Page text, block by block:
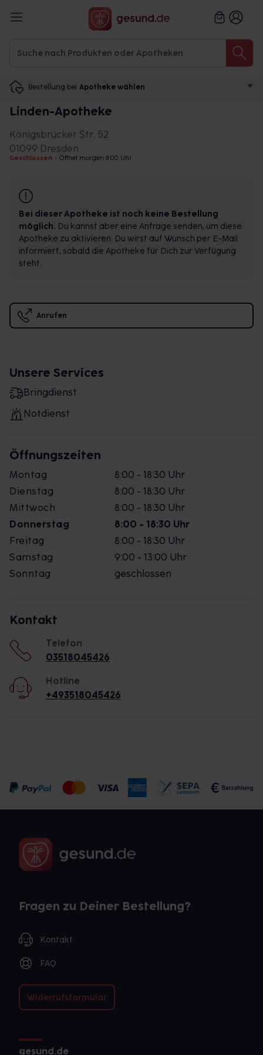
Bestellung bei Apotheke wählen
Linden-Apotheke
Königsbrücker Str. 52
01099 Dresden
Geschlossen • Öffnet morgen 8:00 Uhr
Bei dieser Apotheke ist noch keine Bestellung
möglich. Du kannst aber eine Anfrage senden, um diese
Apotheke zu aktivieren. Du wirst auf Wunsch per E-Mail
informiert, sobald die Apotheke für Dich zur Verfügung
steht.
Anrufen
Unsere Services
Bringdienst
Notdienst
Öffnungszeiten
Montag
8:00 - 18:30 Uhr
Dienstag
8:00 - 18:30 Uhr
Mittwoch
8:00 - 18:30 Uhr
Donnerstag
8:00 - 18:30 Uhr
Freitag
8:00 - 18:30 Uhr
Samstag
9:00 - 13:00 Uhr
Sonntag
geschlossen
Kontakt
Telefon
03518045426
Hotline
+493518045426
Fragen zu Deiner Bestellung?
Kontakt
FAQ
Widerrufsformular
gesund.de